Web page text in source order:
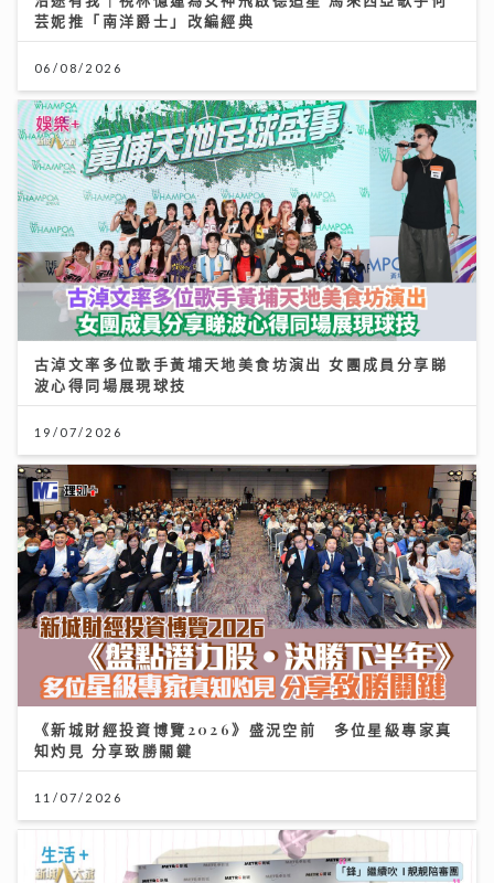
芸妮推「南洋爵士」改編經典
06/08/2026
古淖文率多位歌手黃埔天地美食坊演出 女團成員分享睇
波心得同場展現球技
19/07/2026
《新城財經投資博覽2026》盛況空前 多位星級專家真
知灼見 分享致勝關鍵
11/07/2026